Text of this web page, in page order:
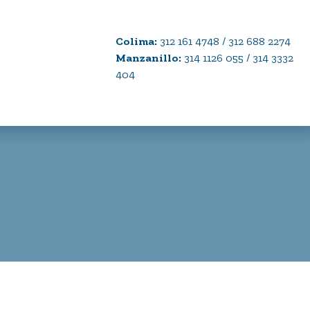
Colima: 312 161 4748 / 312 688 2274
Manzanillo: 314 1126 055 / 314 3332
404